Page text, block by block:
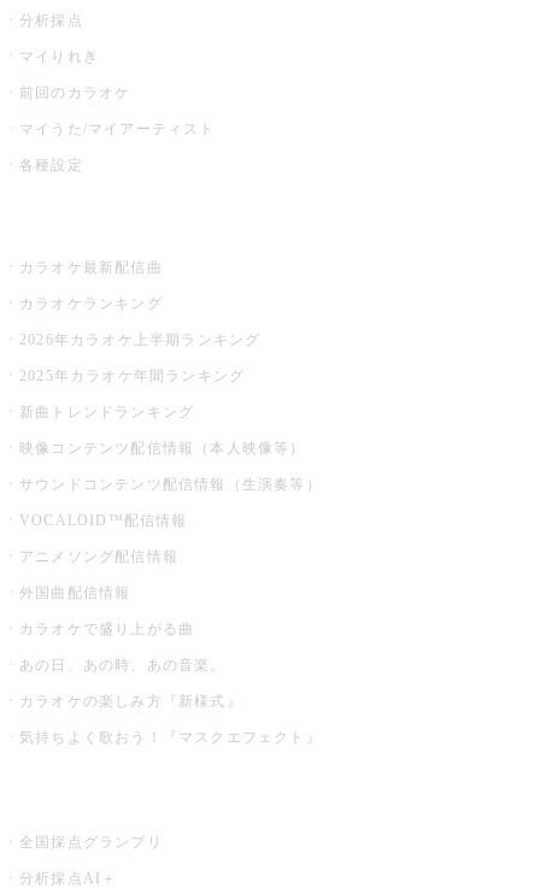
分析採点
マイりれき
前回のカラオケ
マイうた/マイアーティスト
各種設定
カラオケ最新配信曲
カラオケランキング
2026年カラオケ上半期ランキング
2025年カラオケ年間ランキング
新曲トレンドランキング
映像コンテンツ配信情報（本人映像等）
サウンドコンテンツ配信情報（生演奏等）
VOCALOID™配信情報
アニメソング配信情報
外国曲配信情報
カラオケで盛り上がる曲
あの日、あの時、あの音楽。
カラオケの楽しみ方『新様式』
気持ちよく歌おう！『マスクエフェクト』
全国採点グランプリ
分析採点AI＋